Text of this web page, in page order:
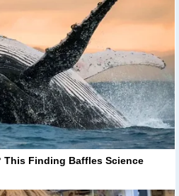
This Finding Baffles Science